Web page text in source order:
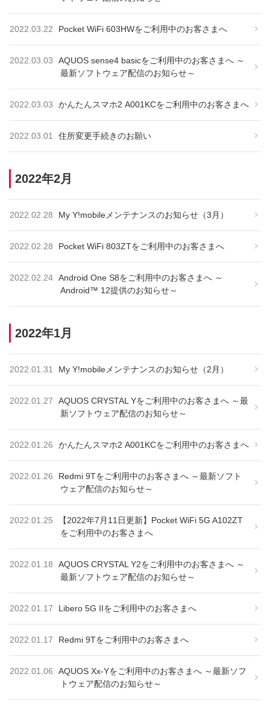
2022.03.22 Pocket WiFi 603HWをご利用中のお客さまへ
2022.03.03
AQUOS sense4 basicをご利用中のお客さまへ ～
最新ソフトウェア配信のお知らせ～
2022.03.03 かんたんスマホ2 A001KCをご利用中のお客さまへ
2022.03.01 住所変更手続きのお願い
2022年2月
2022.02.28 My Y!mobileメンテナンスのお知らせ（3月）
2022.02.28 Pocket WiFi 803ZTをご利用中のお客さまへ
2022.02.24 Android One S8をご利用中のお客さまへ ～
Android™ 12提供のお知らせ～
2022年1月
2022.01.31 My Y!mobileメンテナンスのお知らせ（2月）
2022.01.27
AQUOS CRYSTAL Yをご利用中のお客さまへ ～最
新ソフトウェア配信のお知らせ～
2022.01.26 かんたんスマホ2 A001KCをご利用中のお客さまへ
2022.01.26
Redmi 9Tをご利用中のお客さまへ ～最新ソフト
ウェア配信のお知らせ～
2022.01.25
【2022年7月11日更新】Pocket WiFi 5G A102ZT
をご利用中のお客さまへ
2022.01.18
AQUOS CRYSTAL Y2をご利用中のお客さまへ ～
最新ソフトウェア配信のお知らせ～
2022.01.17 Libero 5G IIをご利用中のお客さまへ
2022.01.17 Redmi 9Tをご利用中のお客さまへ
2022.01.06
AQUOS Xx-Yをご利用中のお客さまへ ～最新ソフ
トウェア配信のお知らせ～